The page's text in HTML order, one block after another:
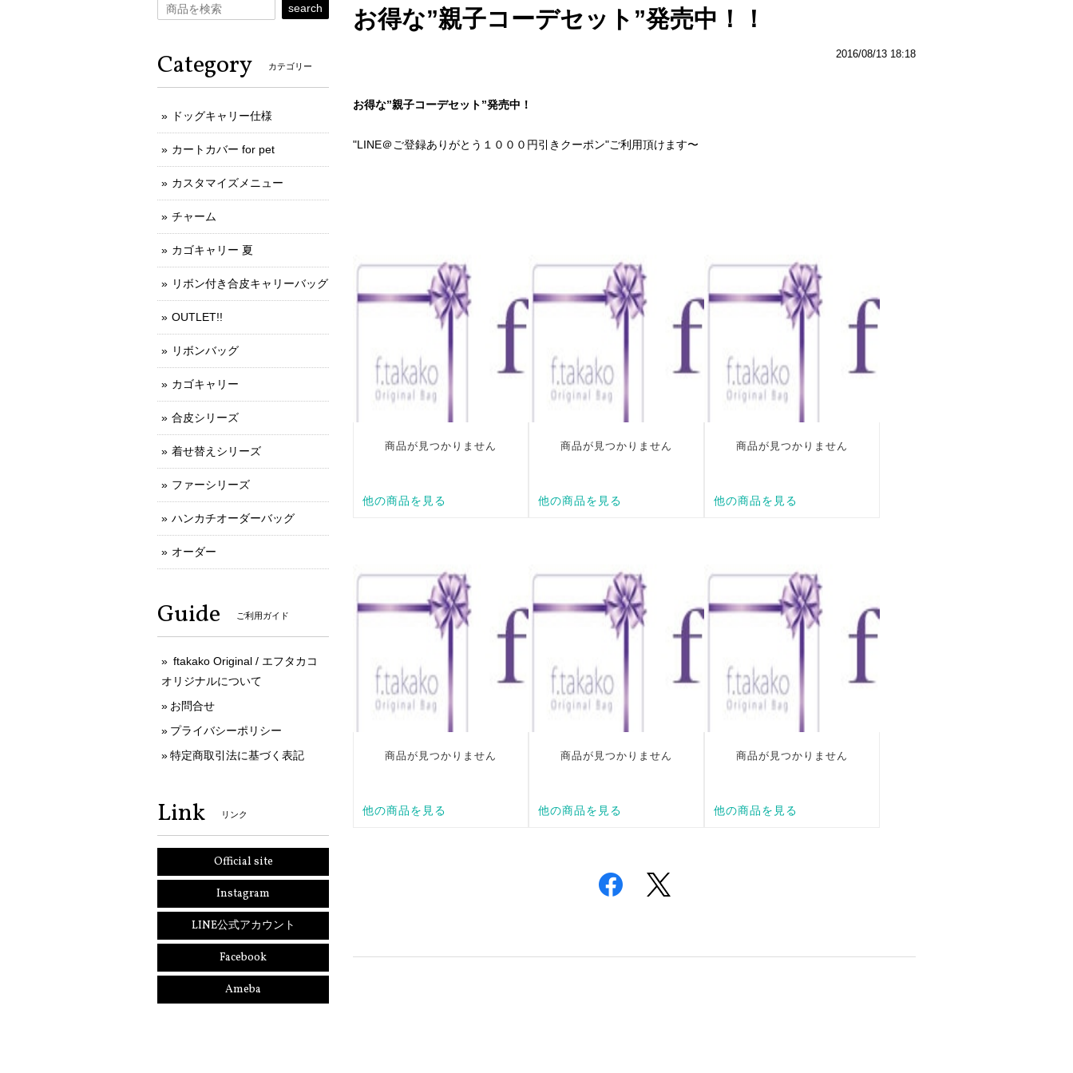
お得な”親子コーデセット”発売中！！
2016/08/13 18:18
お得な”親子コーデセット”発売中！
"LINE＠ご登録ありがとう１０００円引きクーポン"ご利用頂けます〜
search
Category カテゴリー
ドッグキャリー仕様
カートカバー for pet
カスタマイズメニュー
チャーム
カゴキャリー 夏
リボン付き合皮キャリーバッグ
OUTLET!!
リボンバッグ
カゴキャリー
合皮シリーズ
着せ替えシリーズ
ファーシリーズ
ハンカチオーダーバッグ
オーダー
Guide ご利用ガイド
ftakako Original / エフタカコ
オリジナルについて
お問合せ
プライバシーポリシー
特定商取引法に基づく表記
Link リンク
Official site
Instagram
LINE公式アカウント
Facebook
Ameba